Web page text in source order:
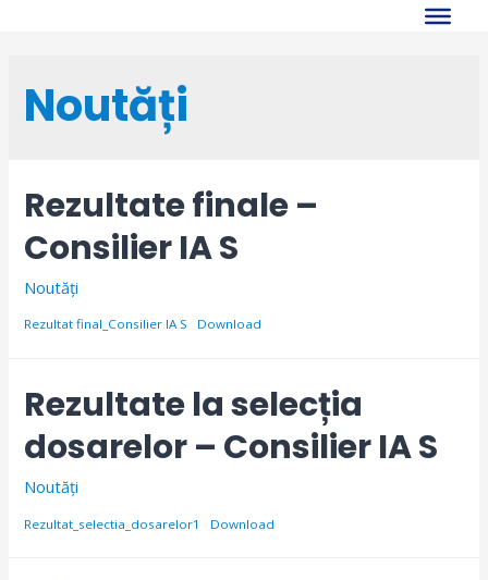
Noutăți
Rezultate finale –
Consilier IA S
Noutăți
Rezultat final_Consilier IA S Download
Rezultate la selecția
dosarelor – Consilier IA S
Noutăți
Rezultat_selectia_dosarelor1 Download